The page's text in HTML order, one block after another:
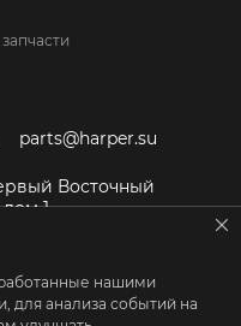
parts@harper.su
Восточный
1
нашими
для анализа событий на